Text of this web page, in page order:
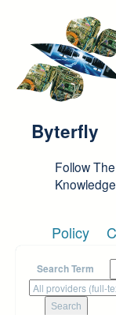
Byterfly
Follow
Knowledge
Policy
Search Term